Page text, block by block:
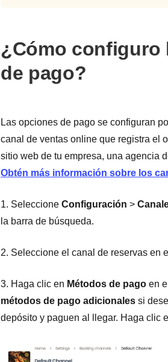
¿Cómo configuro
de pago?
Las opciones de pago se configuran
canal de ventas online que registra el
sitio web de tu empresa, una agencia
Obtén más información sobre los
1. Seleccione Configuración >
la barra de búsqueda.
2. Seleccione el canal de reservas en
3. Haga clic en Métodos de pago en
métodos de pago adicionales si
depósito y paguen al llegar. Haga clic